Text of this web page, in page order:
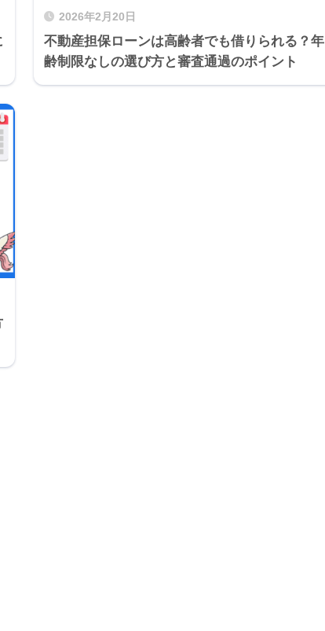
2026年2月20日
不動産担保ローンは高齢者でも借りられる？年
齢制限なしの選び方と審査通過のポイント